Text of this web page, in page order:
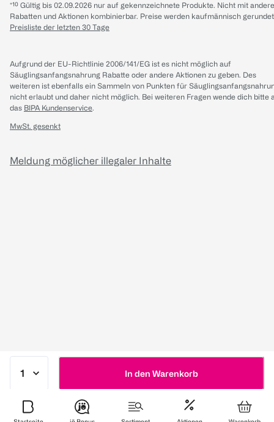
In den Warenkorb
*¹⁰ Gültig bis 02.09.2026 nur auf gekennzeichnete Produkte. Nicht mit
Rabatten und Aktionen kombinierbar. Preise werden kaufmännisch
Preisliste der letzten 30 Tage
Aufgrund der EU-Richtlinie 2006/141/EG ist es nicht möglich auf
Säuglingsanfangsnahrung Rabatte oder andere Aktionen zu geben. Des
weiteren ist ebenfalls ein Sammeln von Punkten für
nicht erlaubt und daher nicht möglich. Bei weiteren Fragen wende dich bitte
das BIPA Kundenservice.
MwSt. gesenkt
Meldung möglicher illegaler Inhalte